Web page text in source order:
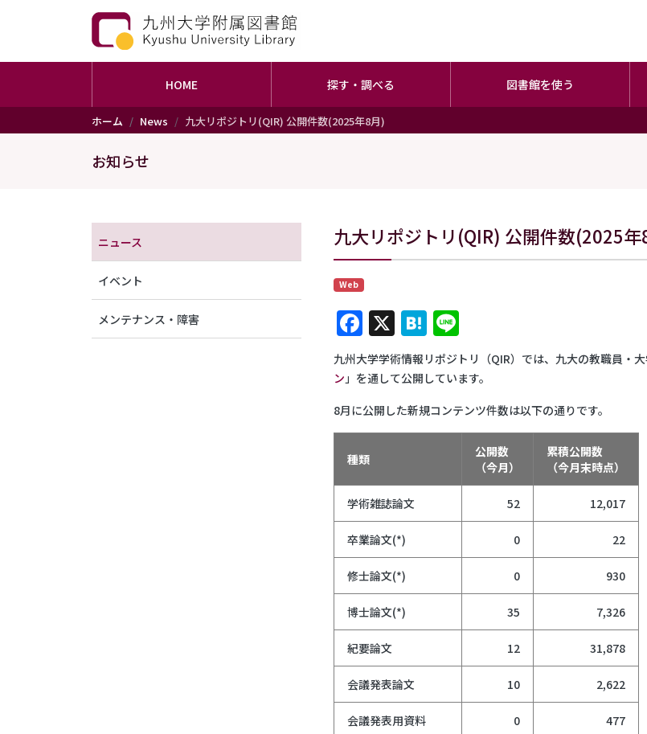
メインコンテンツに移動
HOME 探す・調べる 図書館を使う
ホーム News 九大リポジトリ(QIR) 公開件数(2025年8月)
お知らせ
九大リポジトリ(QIR) 公開件数(2025年
Web
Facebook
X Hatena
九州大学学術情報リポジトリ（QIR）では、九大の教職員・
ン 」を通して公開しています。
8月に公開した新規コンテンツ件数は以下の通りです。
種類
公開数
（今月）
累積公開数
（今月末時点）
学術雑誌論文 52 12,017
卒業論文(*) 0 22
修士論文(*) 0 930
博士論文(*) 35 7,326
紀要論文 12 31,878
会議発表論文 10 2,622
会議発表用資料 0 477
ニュース
イベント
メンテナンス・障害